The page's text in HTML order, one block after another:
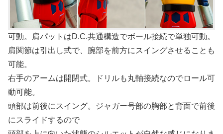
可動。肩パットはD.C.共通構造でボール接続で単独可動。
肩関節は引出し式で、腕部を前方にスイングさせることも
可能。
右手のアームは開閉式。ドリルも丸軸接続なのでロール可
動可能。
頭部は前後にスイング。ジャガー号部の胸部と背面で前後
にスライドするので